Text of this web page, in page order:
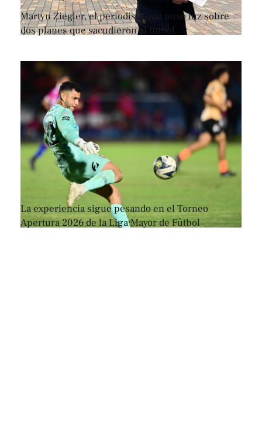
Martyn Ziegler, el periodista que puso luz sobre
dos planes que sacudieron al fútbol
La experiencia sigue pesando en el Torneo
Apertura 2026 de la Liga Mayor de Fútbol